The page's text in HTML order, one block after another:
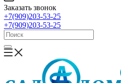
Заказать звонок
+7(909)203-53-25
+7(909)203-53-25